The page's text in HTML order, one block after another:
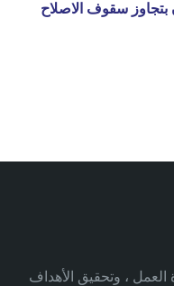
سقوف الاصلاح
، وتحقيق الأهداف